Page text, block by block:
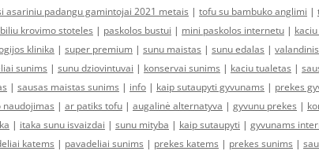
asariniu padangu gamintojai 2021 metais | tofu su bambuko anglimi |
krovimo stoteles | paskolos bustui | mini paskolos internetu |
klinika | super premium | sunu maistas | sunu edalas |
sunims | sunu dziovintuvai | konservai sunims | kaciu tualetas |
| sausas maistas sunims | info | kaip sutaupyti gyvunams | prekes
| ar patiks tofu | augalinė alternatyva | gyvunu prekes |
| itaka sunu isvaizdai | sunu mityba | kaip sutaupyti | gyvunams
katems | pavadeliai sunims | prekes katems | prekes sunims |